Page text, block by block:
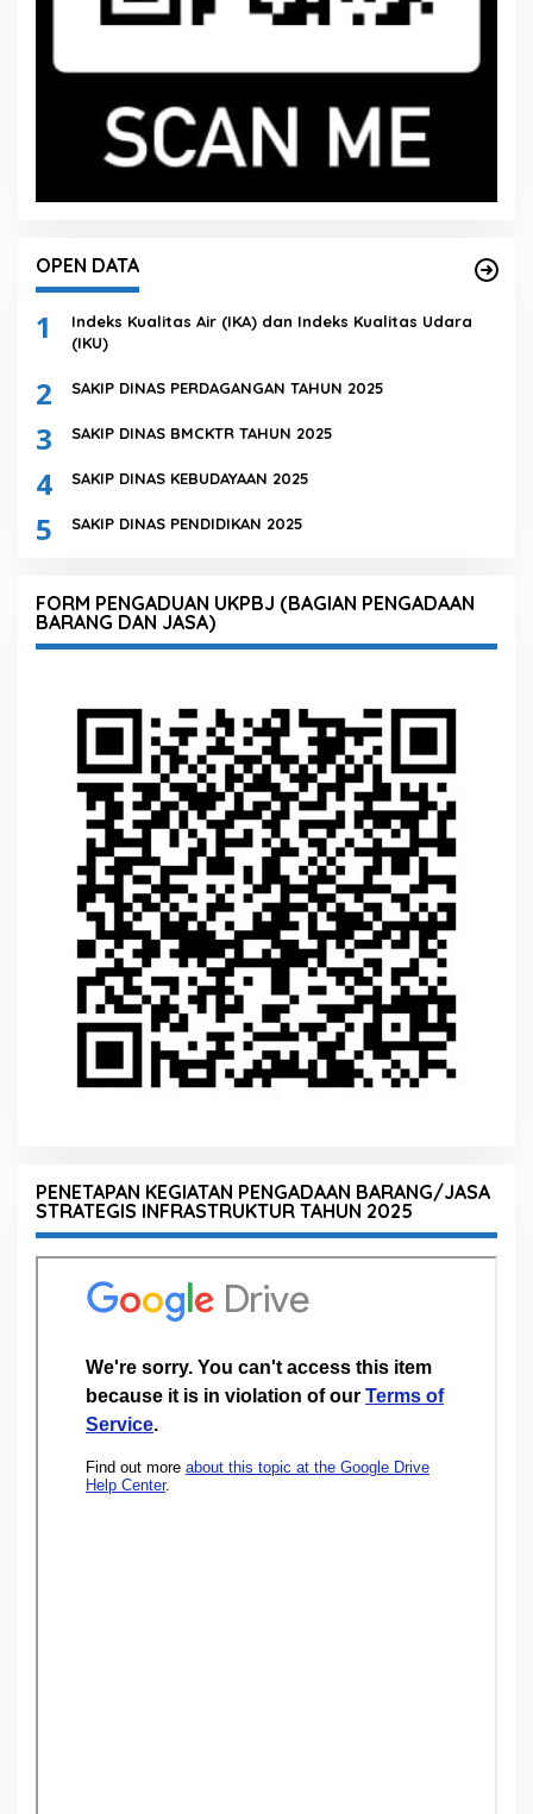
OPEN DATA
1
Indeks Kualitas Air (IKA) dan Indeks Kualitas Udara
(IKU)
2 SAKIP DINAS PERDAGANGAN TAHUN 2025
3 SAKIP DINAS BMCKTR TAHUN 2025
4 SAKIP DINAS KEBUDAYAAN 2025
5 SAKIP DINAS PENDIDIKAN 2025
FORM PENGADUAN UKPBJ (BAGIAN PENGADAAN
BARANG DAN JASA)
PENETAPAN KEGIATAN PENGADAAN BARANG/JASA
STRATEGIS INFRASTRUKTUR TAHUN 2025